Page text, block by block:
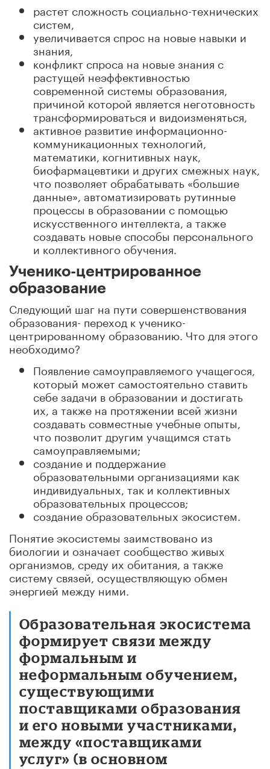
растет сложность социально-технических
систем,
увеличивается спрос на новые навыки и
знания,
конфликт спроса на новые знания с
растущей неэффективностью
современной системы образования,
причиной которой является неготовность
трансформироваться и видоизменяться,
активное развитие информационно-
коммуникационных технологий,
математики, когнитивных наук,
биофармацевтики и других смежных наук,
что позволяет обрабатывать «большие
данные», автоматизировать рутинные
процессы в образовании с помощью
искусственного интеллекта, а также
создавать новые способы персонального
и коллективного обучения.
Ученико-центрированное
образование
Следующий шаг на пути совершенствования
образования- переход к ученико-
центрированному образованию. Что для этого
необходимо?
Появление самоуправляемого учащегося,
который может самостоятельно ставить
себе задачи в образовании и достигать
их, а также на протяжении всей жизни
создавать совместные учебные опыты,
что позволит другим учащимся стать
самоуправляемыми;
создание и поддержание
образовательными организациями как
индивидуальных, так и коллективных
образовательных процессов;
создание образовательных экосистем.
Понятие экосистемы заимствовано из
биологии и означает сообщество живых
организмов, среду их обитания, а также
систему связей, осуществляющую обмен
энергией между ними.
Образовательная экосистема
формирует связи между
формальным и
неформальным обучением,
существующими
поставщиками образования
и его новыми участниками,
между «поставщиками
услуг» (в основном